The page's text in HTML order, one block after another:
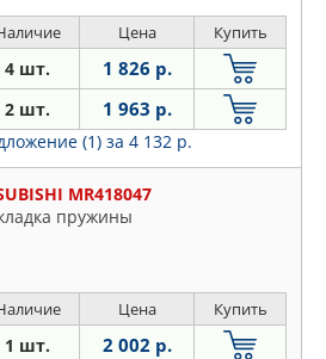
Цена Купить
4 шт. 1 826 р.
2 шт. 1 963 р.
(1) за 4 132 р.
MR418047
пружины
Цена Купить
1 шт. 2 002 р.